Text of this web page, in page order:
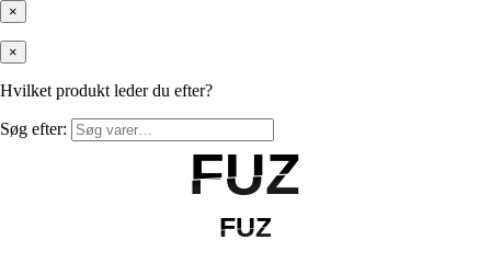
×
×
Hvilket produkt leder du efter?
Søg efter:
FUZ
FUZ
FUZ
FUZ